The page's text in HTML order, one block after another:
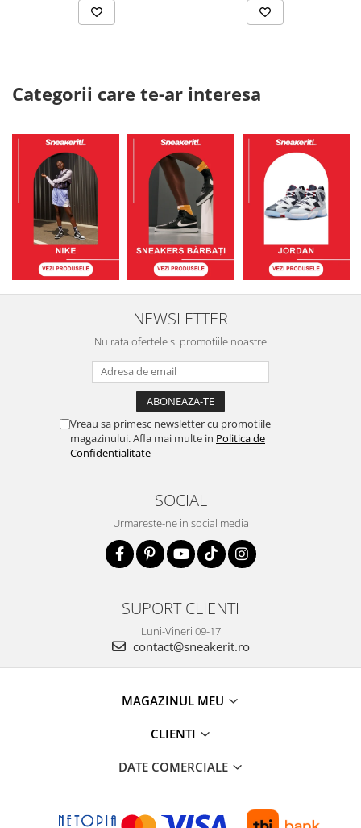
Categorii care te-ar interesa
NEWSLETTER
Nu rata ofertele si promotiile noastre
Vreau sa primesc newsletter cu promotiile
magazinului. Afla mai multe in Politica de
Confidentialitate
SOCIAL
Urmareste-ne in social media
SUPORT CLIENTI
Luni-Vineri 09-17
contact@sneakerit.ro
MAGAZINUL MEU
CLIENTI
DATE COMERCIALE